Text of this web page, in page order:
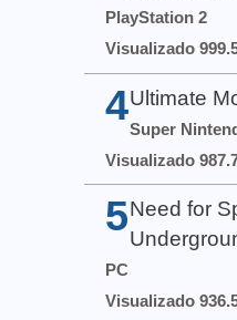
PlayStation 2
Visualizado
4 Ultimate
Super
Visualizado
5 Need for
PC
Visualizado